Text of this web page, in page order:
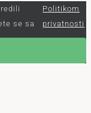
se sa
Politikom
privatnosti